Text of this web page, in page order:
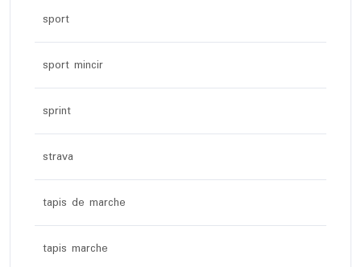
sport
sport mincir
sprint
strava
tapis de marche
tapis marche